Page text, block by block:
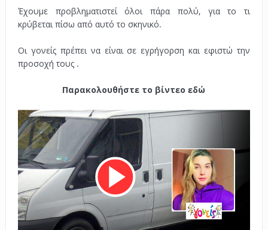
Έχουμε προβληματιστεί όλοι πάρα πολύ, για το τι
κρύβεται πίσω από αυτό το σκηνικό.
Οι γονείς πρέπει να είναι σε εγρήγορση και εφιστώ την
προσοχή τους .
Παρακολουθήστε το βίντεο εδώ